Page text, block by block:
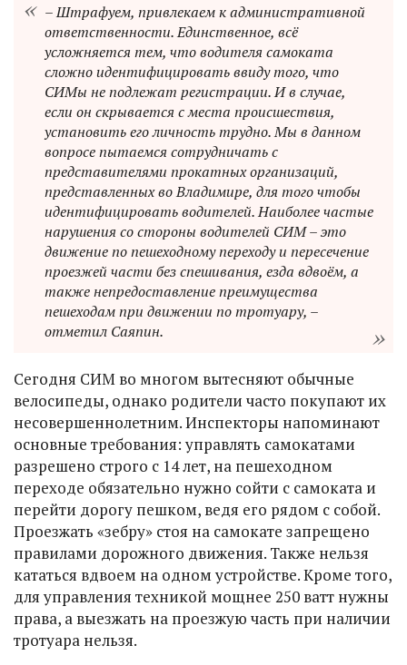
– Штрафуем, привлекаем к административной
ответственности. Единственное, всё
усложняется тем, что водителя самоката
сложно идентифицировать ввиду того, что
СИМы не подлежат регистрации. И в случае,
если он скрывается с места происшествия,
установить его личность трудно. Мы в данном
вопросе пытаемся сотрудничать с
представителями прокатных организаций,
представленных во Владимире, для того чтобы
идентифицировать водителей. Наиболее частые
нарушения со стороны водителей СИМ – это
движение по пешеходному переходу и пересечение
проезжей части без спешивания, езда вдвоём, а
также непредоставление преимущества
пешеходам при движении по тротуару, –
отметил Саяпин.
Сегодня СИМ во многом вытесняют обычные
велосипеды, однако родители часто покупают их
несовершеннолетним. Инспекторы напоминают
основные требования: управлять самокатами
разрешено строго с 14 лет, на пешеходном
переходе обязательно нужно сойти с самоката и
перейти дорогу пешком, ведя его рядом с собой.
Проезжать «зебру» стоя на самокате запрещено
правилами дорожного движения. Также нельзя
кататься вдвоем на одном устройстве. Кроме того,
для управления техникой мощнее 250 ватт нужны
права, а выезжать на проезжую часть при наличии
тротуара нельзя.